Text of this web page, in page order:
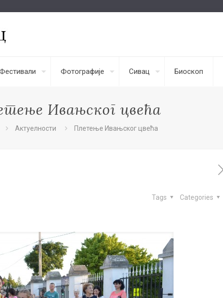
Фотографије Сивац Биоскоп
Ивањског цвећа
Актуелности Плетење Ивањског цвећа
Categories
Tags